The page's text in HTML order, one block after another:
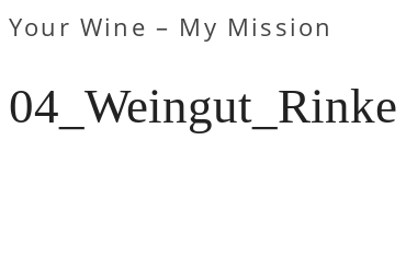
Your Wine – My Mission
04_Weingut_Rinke